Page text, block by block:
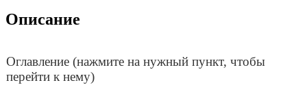
Описание
Оглавление (нажмите на нужный пункт, чтобы
перейти к нему)